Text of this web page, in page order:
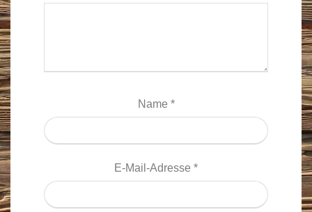
Name *
E-Mail-Adresse *